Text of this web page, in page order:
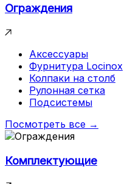
Ограждения
Аксессуары
Фурнитура Locinox
Колпаки на столб
Рулонная сетка
Подсистемы
Посмотреть все →
Комплектующие